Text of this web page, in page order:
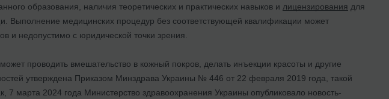
образования, наличия теоретических и практических навыков и лицензирования для
Выполнение медицинских процедур без соответствующей квалификации может
и недопустимо с юридической точки зрения.
проводить вмешательство в кожный покров, делать инъекции красоты и другие
утверждена Приказом Минздрава Украины № 446 от 22 февраля 2019 года, такой
7 марта 2024 года Министерство здравоохранения Украины опубликовало новость-